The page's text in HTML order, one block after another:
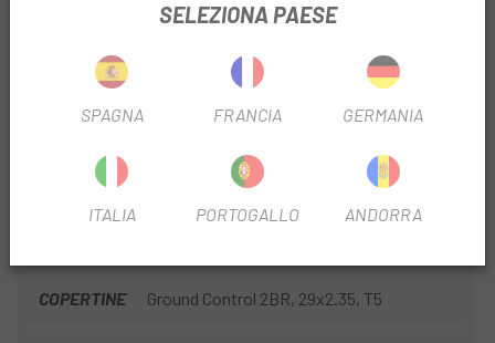
Aleacion robusta forjada en 3D, 31,8 mm,
Bridge Sport, railes de acero, 155/143 mm
REGGISELLA
Aleacion, abrazadera de 2 tornillos, 30,9
COPERTINE Ground Control 2BR, 29x2.35, T5
SELEZIONA PAESE
SPAGNA FRANCIA GERMANIA
ITALIA PORTOGALLO ANDORRA